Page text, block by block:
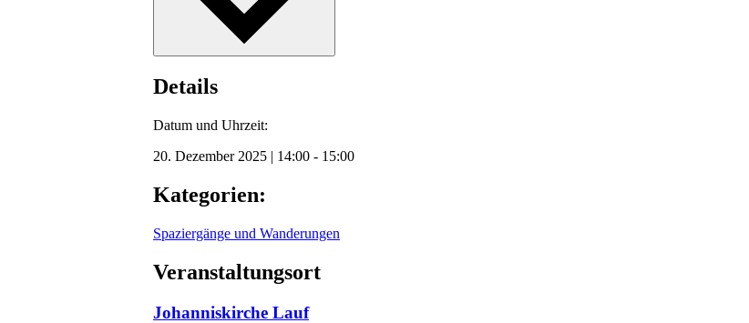
Details
Datum und Uhrzeit:
20. Dezember 2025 | 14:00 - 15:00
Kategorien:
Spaziergänge und Wanderungen
Veranstaltungsort
Johanniskirche Lauf